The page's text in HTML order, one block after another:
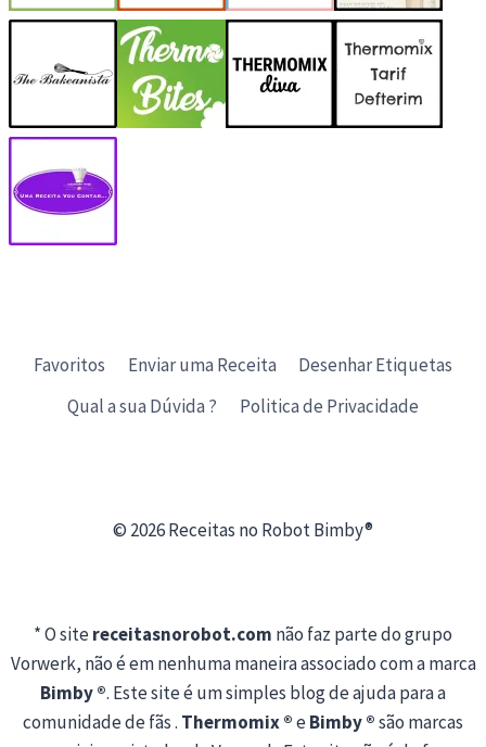
Favoritos Enviar uma Receita
Desenhar Etiquetas
Qual a sua Dúvida ?
Politica de Privacidade
© 2026 Receitas no Robot Bimby®
* O sitereceitasnorobot.com não faz parte do grupo
Vorwerk, não é em nenhuma maneira associado com a marca
Bimby ®. Este site é um simples blog de ajuda para a
comunidade de fãs . Thermomix ®eBimby ®são marcas